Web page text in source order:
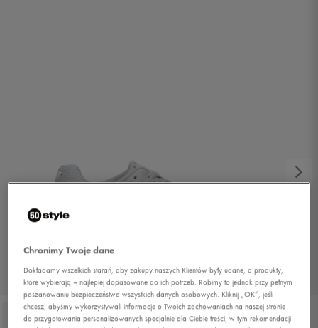
1/5
Chronimy Twoje dane
Dokładamy wszelkich starań, aby zakupy naszych Klientów były udane, a produkty,
które wybierają – najlepiej dopasowane do ich potrzeb. Robimy to jednak przy pełnym
poszanowaniu bezpieczeństwa wszystkich danych osobowych. Kliknij „OK”, jeśli
chcesz, abyśmy wykorzystywali informacje o Twoich zachowaniach na naszej stronie
do przygotowania personalizowanych specjalnie dla Ciebie treści, w tym rekomendacji